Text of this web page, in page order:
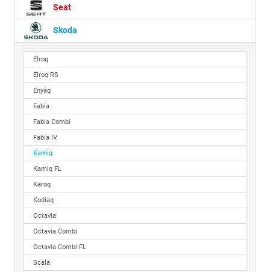
Seat
Skoda
Elroq
Elroq RS
Enyaq
Fabia
Fabia Combi
Fabia IV
Kamiq
Kamiq FL
Karoq
Kodiaq
Octavia
Octavia Combi
Octavia Combi FL
Scala